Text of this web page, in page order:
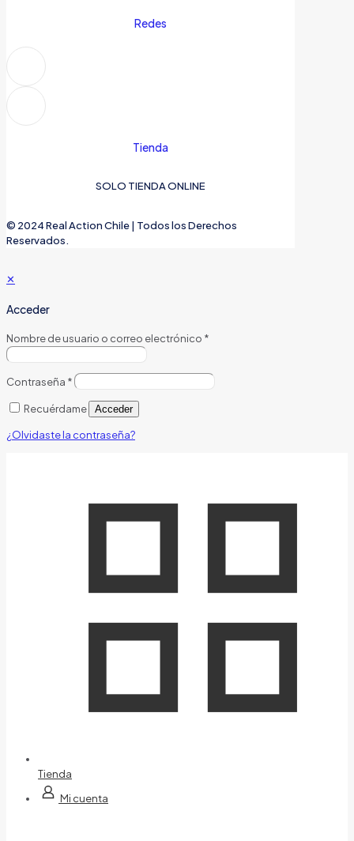
Redes
Tienda
SOLO TIENDA ONLINE
© 2024 Real Action Chile | Todos los Derechos
Reservados.
✕
Acceder
Nombre de usuario o correo electrónico *
Contraseña *
Recuérdame Acceder
¿Olvidaste la contraseña?
Tienda
Mi cuenta